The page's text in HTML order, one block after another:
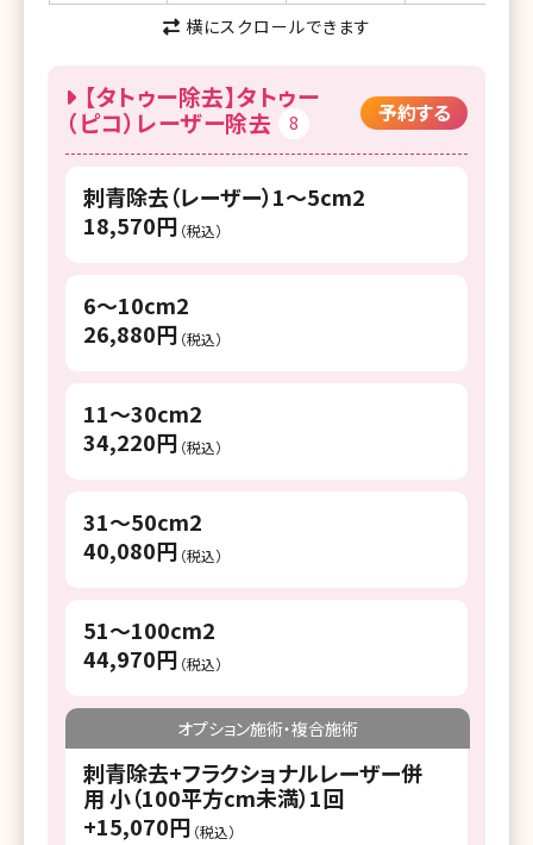
横にスクロールできます
【タトゥー除去】タトゥー
（ピコ）レーザー除去
8 予約する
刺青除去（レーザー）1～5cm2
18,570円 （税込）
6～10cm2
26,880円 （税込）
11～30cm2
34,220円 （税込）
31～50cm2
40,080円 （税込）
51～100cm2
44,970円 （税込）
オプション施術・複合施術
刺青除去+フラクショナルレーザー併
用 小（100平方cm未満）1回
+15,070円 （税込）